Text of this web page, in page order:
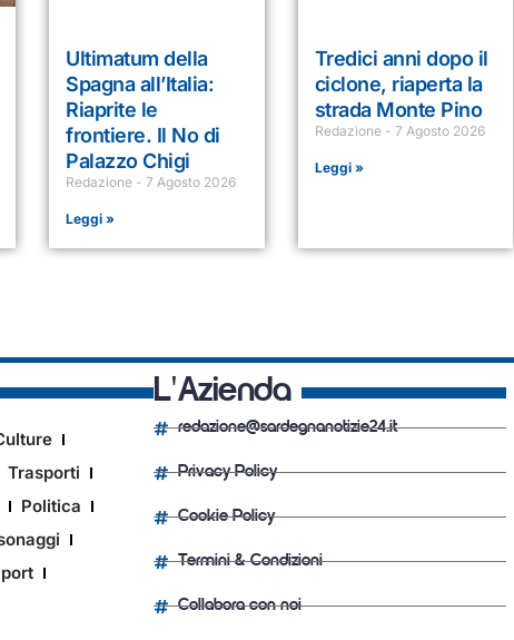
Ultimatum della
Spagna all’Italia:
Riaprite le
frontiere. Il No di
Palazzo Chigi
Redazione 7 Agosto 2026
Leggi »
Tredici anni dopo il
ciclone, riaperta la
strada Monte Pino
Redazione 7 Agosto 2026
Leggi »
Trasporti
Politica
L'Azienda
redazione@sardegnanotizie24.it
Privacy Policy
Cookie Policy
Termini & Condizioni
Collabora con noi